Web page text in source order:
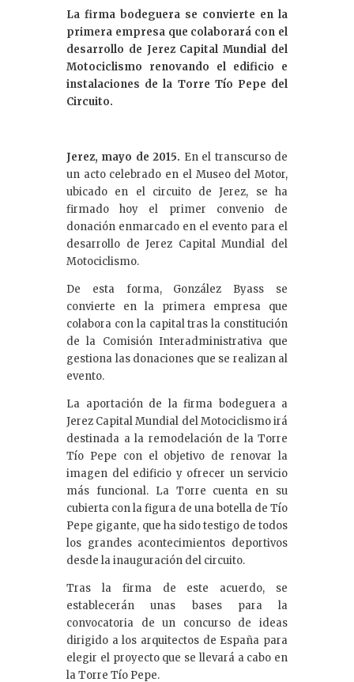
e
dI
n
La firma bodeguera se convierte en la
primera empresa que colaborará con el
desarrollo de Jerez Capital Mundial del
Motociclismo renovando el edificio e
instalaciones de la Torre Tío Pepe del
Circuito.
Jerez, mayo de 2015. En el transcurso de
un acto celebrado en el Museo del Motor,
ubicado en el circuito de Jerez, se ha
firmado hoy el primer convenio de
donación enmarcado en el evento para el
desarrollo de Jerez Capital Mundial del
Motociclismo.
De esta forma, González Byass se
convierte en la primera empresa que
colabora con la capital tras la constitución
de la Comisión Interadministrativa que
gestiona las donaciones que se realizan al
evento.
La aportación de la firma bodeguera a
Jerez Capital Mundial del Motociclismo irá
destinada a la remodelación de la Torre
Tío Pepe con el objetivo de renovar la
imagen del edificio y ofrecer un servicio
más funcional. La Torre cuenta en su
cubierta con la figura de una botella de Tío
Pepe gigante, que ha sido testigo de todos
los grandes acontecimientos deportivos
desde la inauguración del circuito.
Tras la firma de este acuerdo, se
establecerán unas bases para la
convocatoria de un concurso de ideas
dirigido a los arquitectos de España para
elegir el proyecto que se llevará a cabo en
la Torre Tío Pepe.